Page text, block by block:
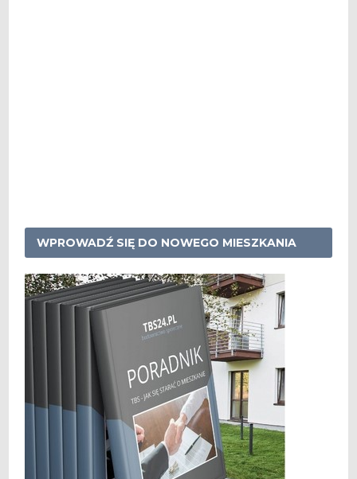
WPROWADŹ SIĘ DO NOWEGO MIESZKANIA